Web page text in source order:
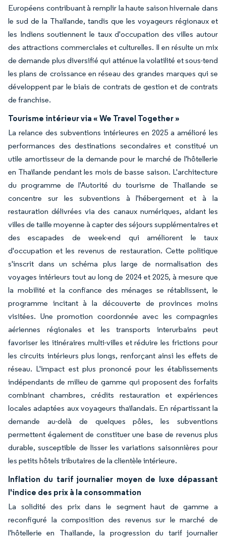
Européens contribuant à remplir la haute saison hivernale dans
le sud de la Thaïlande, tandis que les voyageurs régionaux et
les Indiens soutiennent le taux d'occupation des villes autour
des attractions commerciales et culturelles. Il en résulte un mix
de demande plus diversifié qui atténue la volatilité et sous-tend
les plans de croissance en réseau des grandes marques qui se
développent par le biais de contrats de gestion et de contrats
de franchise.
Tourisme intérieur via « We Travel Together »
La relance des subventions intérieures en 2025 a amélioré les
performances des destinations secondaires et constitué un
utile amortisseur de la demande pour le marché de l'hôtellerie
en Thaïlande pendant les mois de basse saison. L'architecture
du programme de l'Autorité du tourisme de Thaïlande se
concentre sur les subventions à l'hébergement et à la
restauration délivrées via des canaux numériques, aidant les
villes de taille moyenne à capter des séjours supplémentaires et
des escapades de week-end qui améliorent le taux
d'occupation et les revenus de restauration. Cette politique
s'inscrit dans un schéma plus large de normalisation des
voyages intérieurs tout au long de 2024 et 2025, à mesure que
la mobilité et la confiance des ménages se rétablissent, le
programme incitant à la découverte de provinces moins
visitées. Une promotion coordonnée avec les compagnies
aériennes régionales et les transports interurbains peut
favoriser les itinéraires multi-villes et réduire les frictions pour
les circuits intérieurs plus longs, renforçant ainsi les effets de
réseau. L'impact est plus prononcé pour les établissements
indépendants de milieu de gamme qui proposent des forfaits
combinant chambres, crédits restauration et expériences
locales adaptées aux voyageurs thaïlandais. En répartissant la
demande au-delà de quelques pôles, les subventions
permettent également de constituer une base de revenus plus
durable, susceptible de lisser les variations saisonnières pour
les petits hôtels tributaires de la clientèle intérieure.
Inflation du tarif journalier moyen de luxe dépassant
l'indice des prix à la consommation
La solidité des prix dans le segment haut de gamme a
reconfiguré la composition des revenus sur le marché de
l'hôtellerie en Thaïlande, la progression du tarif journalier